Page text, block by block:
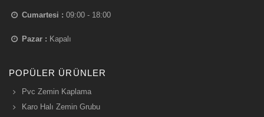
Cumartesi : 09:00 - 18:00
Pazar : Kapalı
POPÜLER ÜRÜNLER
Pvc Zemin Kaplama
Karo Halı Zemin Grubu